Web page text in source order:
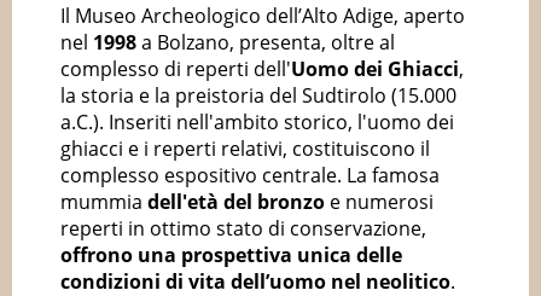
Il Museo Archeologico dell’Alto Adige, aperto
nel 1998a Bolzano, presenta, oltre al
complesso di reperti dell'Uomo dei Ghiacci,
la storia e la preistoria del Sudtirolo (15.000
a.C.). Inseriti nell'ambito storico, l'uomo dei
ghiacci e i reperti relativi, costituiscono il
complesso espositivo centrale. La famosa
mummia dell'età del bronzo e numerosi
reperti in ottimo stato di conservazione,
offrono una prospettiva unica delle
condizioni di vita dell’uomo nel neolitico.